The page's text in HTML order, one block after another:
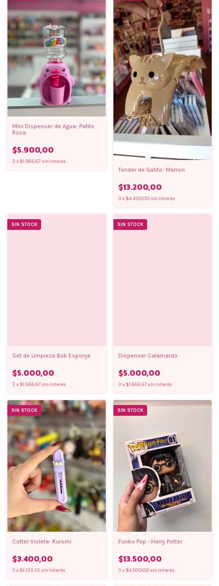
Mini Dispenser de Agua- Patito
Rosa
$5.900,00
3 x $1.966,67 sin interés
Tender de Gatito- Marron
$13.200,00
3 x $4.400,00 sin interés
SIN STOCK
Set de Limpieza Bob Esponja
$5.000,00
3 x $1.666,67 sin interés
SIN STOCK
Dispenser Calamardo
$5.000,00
3 x $1.666,67 sin interés
SIN STOCK
Cutter Violeta- Kuromi
$3.400,00
3 x $1.133,33 sin interés
SIN STOCK
Funko Pop - Harry Potter
$13.500,00
3 x $4.500,00 sin interés